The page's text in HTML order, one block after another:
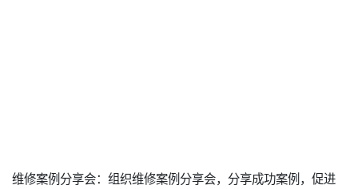
维修案例分享会：组织维修案例分享会，分享成功案例，促进